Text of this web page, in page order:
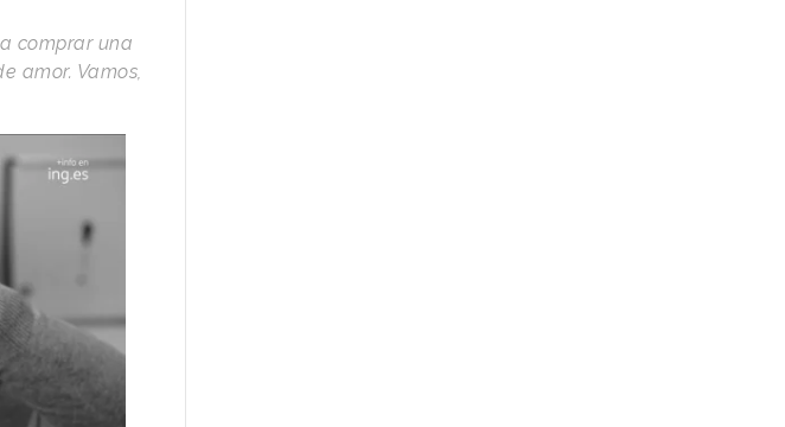
comprar una
amor. Vamos,